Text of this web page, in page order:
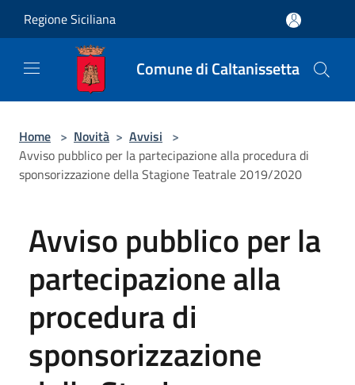
Regione Siciliana
Comune di Caltanissetta
Home > Novità > Avvisi >
Avviso pubblico per la partecipazione alla procedura di
sponsorizzazione della Stagione Teatrale 2019/2020
Avviso pubblico per la
partecipazione alla
procedura di
sponsorizzazione